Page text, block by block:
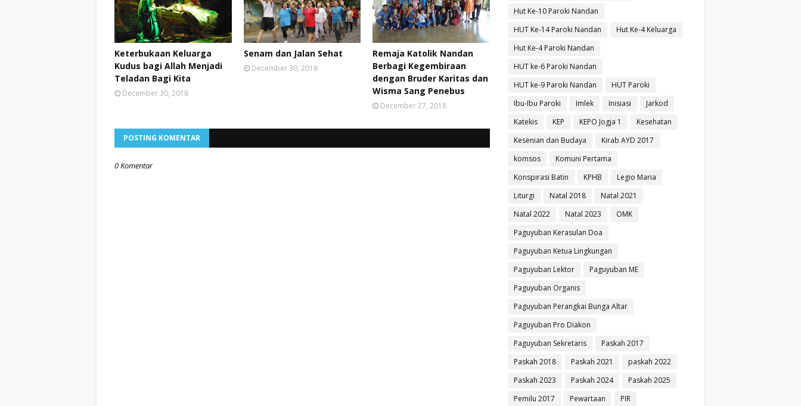
Keterbukaan Keluarga
Kudus bagi Allah Menjadi
Teladan Bagi Kita
December 30, 2018
Senam dan Jalan Sehat
December 30, 2018
Remaja Katolik Nandan
Berbagi Kegembiraan
dengan Bruder Karitas dan
Wisma Sang Penebus
December 27, 2018
POSTING KOMENTAR
0 Komentar
Hut Ke-10 Paroki Nandan
HUT Ke-14 Paroki Nandan
Hut Ke-4 Keluarga
Hut Ke-4 Paroki Nandan
HUT ke-6 Paroki Nandan
HUT ke-9 Paroki Nandan
HUT Paroki
Ibu-Ibu Paroki
Imlek Inisiasi
Jarkod
Katekis
KEP KEPO Jogja 1
Kesehatan
Kesenian dan Budaya
Kirab AYD 2017
komsos
Komuni Pertama
Konspirasi Batin
KPHB
Legio Maria
Liturgi
Natal 2018
Natal 2021
Natal 2022
Natal 2023
OMK
Paguyuban Kerasulan Doa
Paguyuban Ketua Lingkungan
Paguyuban Lektor
Paguyuban ME
Paguyuban Organis
Paguyuban Perangkai Bunga Altar
Paguyuban Pro Diakon
Paguyuban Sekretaris
Paskah 2017
Paskah 2018
Paskah 2021
paskah 2022
Paskah 2023
Paskah 2024
Paskah 2025
Pemilu 2017
Pewartaan
PIR